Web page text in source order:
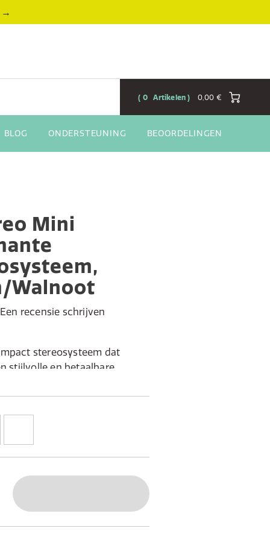
→
0,00 €
0 Artikelen
BLOG ONDERSTEUNING BEOORDELINGEN
Mini
Walnoot
Een recensie schrijven
stereosysteem dat
stijlvolle en betaalbare
DAB+/FM-radio, Bluetooth,
en hoofdtelefoonuitgang
met de Classic Stereo Mini.